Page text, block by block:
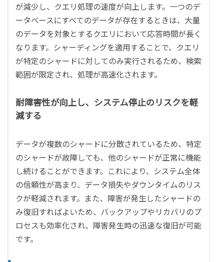
が減少し、クエリ処理の速度が向上します。一つのデ
ータベースにすべてのデータが存在するときは、大量
のデータを対象とするクエリにおいて応答時間が長く
なります。シャーディングを適用することで、クエリ
が特定のシャードに対してのみ実行されるため、検索
範囲が限定され、処理が高速化されます。
耐障害性が向上し、システム停止のリスクを軽
減する
データが複数のシャードに分散されているため、特定
のシャードが故障しても、他のシャードが正常に機能
し続けることができます。これにより、システム全体
の信頼性が高まり、データ損失やダウンタイムのリス
クが軽減されます。また、障害が発生したシャードの
み復旧すればよいため、バックアップやリカバリのプ
ロセスも効率化され、障害発生時の迅速な復旧が可能
です。